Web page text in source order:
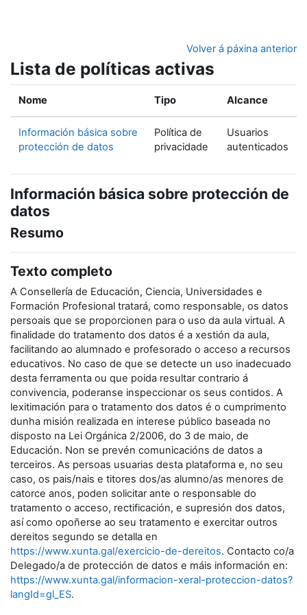
Volver á páxina anterior
Lista de políticas activas
Nome Tipo Alcance
Información básica sobre
protección de datos
Política de
privacidade
Usuarios
autenticados
Información básica sobre protección de
datos
Resumo
Texto completo
A Consellería de Educación, Ciencia, Universidades e
Formación Profesional tratará, como responsable, os datos
persoais que se proporcionen para o uso da aula virtual. A
finalidade do tratamento dos datos é a xestión da aula,
facilitando ao alumnado e profesorado o acceso a recursos
educativos. No caso de que se detecte un uso inadecuado
desta ferramenta ou que poida resultar contrario á
convivencia, poderanse inspeccionar os seus contidos. A
lexitimación para o tratamento dos datos é o cumprimento
dunha misión realizada en interese público baseada no
disposto na Lei Orgánica 2/2006, do 3 de maio, de
Educación. Non se prevén comunicacións de datos a
terceiros. As persoas usuarias desta plataforma e, no seu
caso, os pais/nais e titores dos/as alumno/as menores de
catorce anos, poden solicitar ante o responsable do
tratamento o acceso, rectificación, e supresión dos datos,
así como opoñerse ao seu tratamento e exercitar outros
dereitos segundo se detalla en
https://www.xunta.gal/exercicio-de-dereitos. Contacto co/a
Delegado/a de protección de datos e máis información en:
https://www.xunta.gal/informacion-xeral-proteccion-datos?
langId=gl_ES.